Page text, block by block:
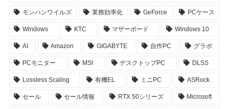
モンハンワイルズ 業務効率化 GeForce PCケース
Windows KTC マザーボード Windows 10
AI Amazon GIGABYTE 自作PC グラボ
PCモニター MSI デスクトップPC DLSS
Lossless Scaling 有機EL ミニPC ASRock
セール セール情報 RTX 50シリーズ Microsoft